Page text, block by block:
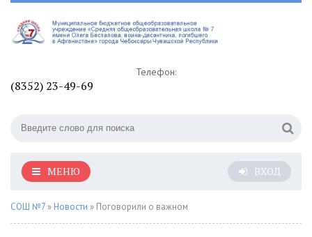
Телефон:
(8352) 23-49-69
ВХОД
МЕНЮ
СОШ №7 » Новости » Поговорили о важном